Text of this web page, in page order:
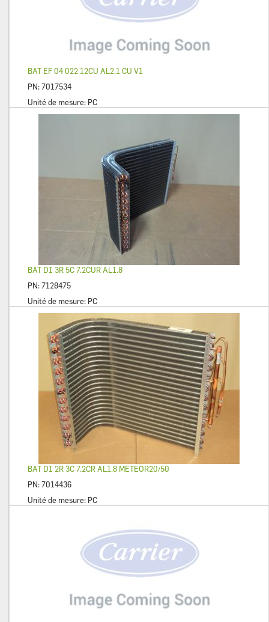
BAT EF 04 022 12CU AL2.1 CU V1
PN:7017534
Unité de mesure: PC
BAT DI 3R 5C 7.2CUR AL1.8
PN:7128475
Unité de mesure: PC
BAT DI 2R 3C 7.2CR AL1,8 METEOR20/50
PN:7014436
Unité de mesure: PC